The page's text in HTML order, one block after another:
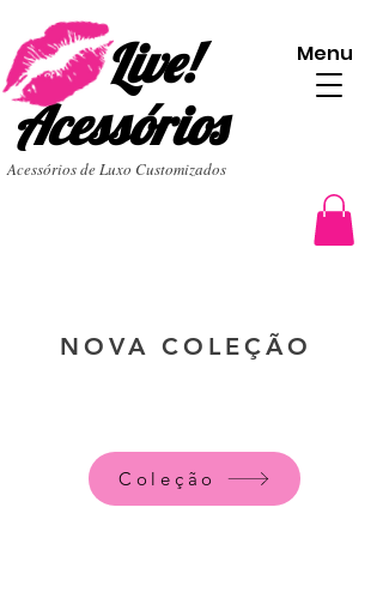
Live!
Acessórios
Acessórios de Luxo Customizados
NOVA COLEÇÃO
Menu
Coleção